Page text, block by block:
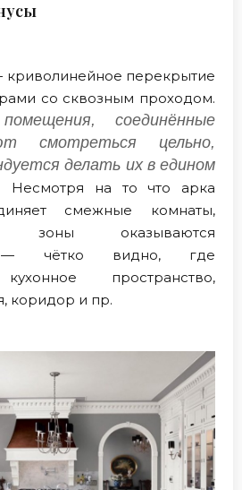
перекрытие
со сквозным проходом.
соединённые
смотреться цельно,
делать их в едином
Несмотря на то что арка
смежные комнаты,
зоны оказываются
— чётко видно, где
пространство,
коридор и пр.